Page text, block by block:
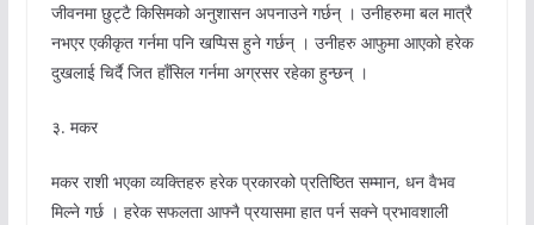
जीवनमा छुट्टै किसिमको अनुशासन अपनाउने गर्छन् । उनीहरुमा बल मात्रै
नभएर एकीकृत गर्नमा पनि खप्पिस हुने गर्छन् । उनीहरु आफुमा आएको हरेक
दुखलाई चिर्दै जित हाँसिल गर्नमा अग्रसर रहेका हुन्छन् ।
३. मकर
मकर राशी भएका व्यक्तिहरु हरेक प्रकारको प्रतिष्ठित सम्मान, धन वैभव
मिल्ने गर्छ । हरेक सफलता आफ्नै प्रयासमा हात पर्न सक्ने प्रभावशाली